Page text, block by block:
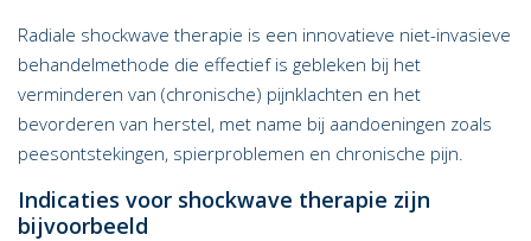
Radiale shockwave therapie is een innovatieve niet-invasieve
behandelmethode die effectief is gebleken bij het
verminderen van (chronische) pijnklachten en het
bevorderen van herstel, met name bij aandoeningen zoals
peesontstekingen, spierproblemen en chronische pijn.
Indicaties voor shockwave therapie zijn
bijvoorbeeld